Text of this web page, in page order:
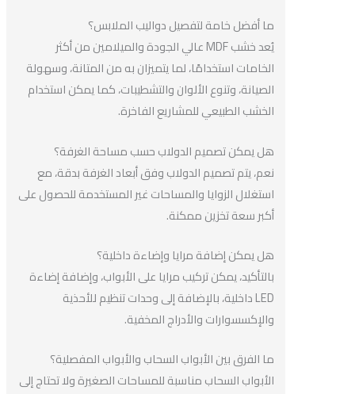
ما أفضل خامة لتفصيل دواليب الملابس؟
يُعد خشب MDF عالي الجودة والميلامين من أكثر
الخامات استخدامًا، لما يتميزان به من المتانة، وسهولة
الصيانة، وتنوع الألوان والتشطيبات، كما يمكن استخدام
الخشب الطبيعي للمشاريع الفاخرة.
هل يمكن تصميم الدولاب حسب مساحة الغرفة؟
نعم، يتم تصميم الدولاب وفق أبعاد الغرفة بدقة، مع
استغلال الزوايا والمساحات غير المستخدمة للحصول على
أكبر سعة تخزين ممكنة.
هل يمكن إضافة مرايا وإضاءة داخلية؟
بالتأكيد، يمكن تركيب مرايا على الأبواب، وإضافة إضاءة
LED داخلية، بالإضافة إلى وحدات تنظيم للأحذية
والإكسسوارات والأدراج المخفية.
ما الفرق بين الأبواب السحاب والأبواب المفصلية؟
الأبواب السحاب مناسبة للمساحات الصغيرة ولا تحتاج إلى